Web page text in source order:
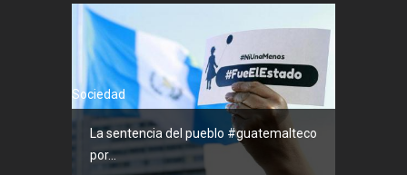
Sociedad
La sentencia del pueblo #guatemalteco
por...